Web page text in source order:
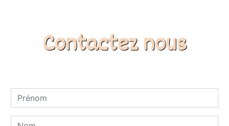
Contactez nous